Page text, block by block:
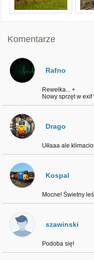
Komentarze
Rafno
Rewelka... +
Nowy sprzęt w
Drago
Ułłaaa ale
Kospal
Mocne! Świetny
szawinski
Podoba się!